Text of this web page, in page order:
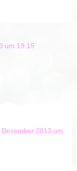
um 19:15
Dezember 2013 um